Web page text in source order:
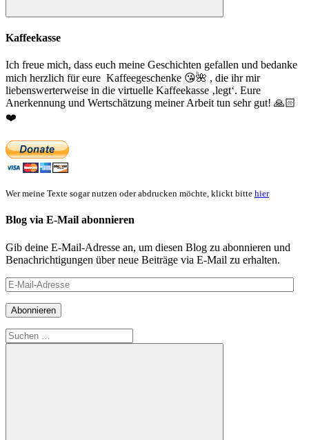
Suchen
Kaffeekasse
Ich freue mich, dass euch meine Geschichten gefallen und bedanke
mich herzlich für eure Kaffeegeschenke 😘🌺 , die ihr mir
liebenswerterweise in die virtuelle Kaffeekasse ‚legt‘. Eure
Anerkennung und Wertschätzung meiner Arbeit tun sehr gut! 🙏🏻
❤️
Wer meine Texte sogar nutzen oder abdrucken möchte, klickt bitte hier
Blog via E-Mail abonnieren
Gib deine E-Mail-Adresse an, um diesen Blog zu abonnieren und
Benachrichtigungen über neue Beiträge via E-Mail zu erhalten.
E-
Mail-
Adresse
Abonnieren
Suchen
nach: